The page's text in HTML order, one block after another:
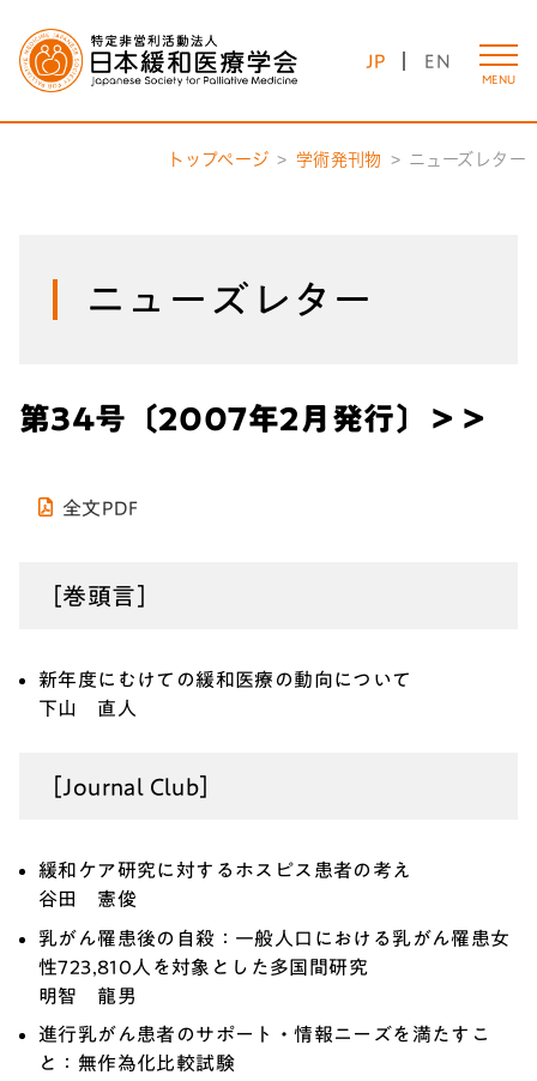
JP EN
MENU
トップページ 学術発刊物 ニューズレター
ニューズレター
第34号〔2007年2月発行〕＞＞
全文PDF
［巻頭言］
新年度にむけての緩和医療の動向について
下山 直人
［Journal Club］
緩和ケア研究に対するホスピス患者の考え
谷田 憲俊
乳がん罹患後の自殺：一般人口における乳がん罹患女
性723,810人を対象とした多国間研究
明智 龍男
進行乳がん患者のサポート・情報ニーズを満たすこ
と：無作為化比較試験